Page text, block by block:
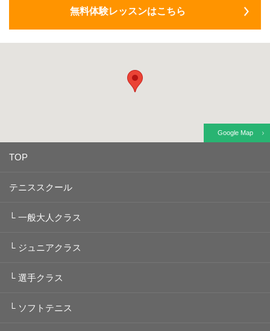
無料体験レッスンはこちら
Google Map
TOP
テニススクール
└ 一般大人クラス
└ ジュニアクラス
└ 選手クラス
└ ソフトテニス